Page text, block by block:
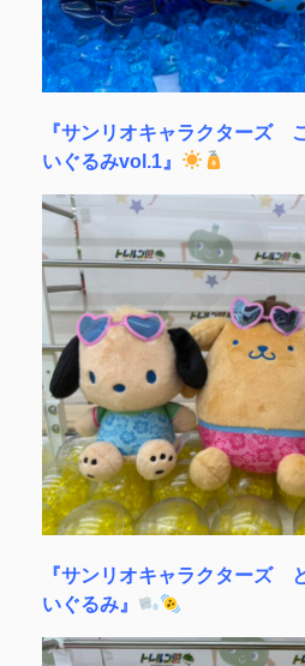
『サンリオキャラクターズ
いぐるみvol.1』
『サンリオキャラクターズ
いぐるみ』